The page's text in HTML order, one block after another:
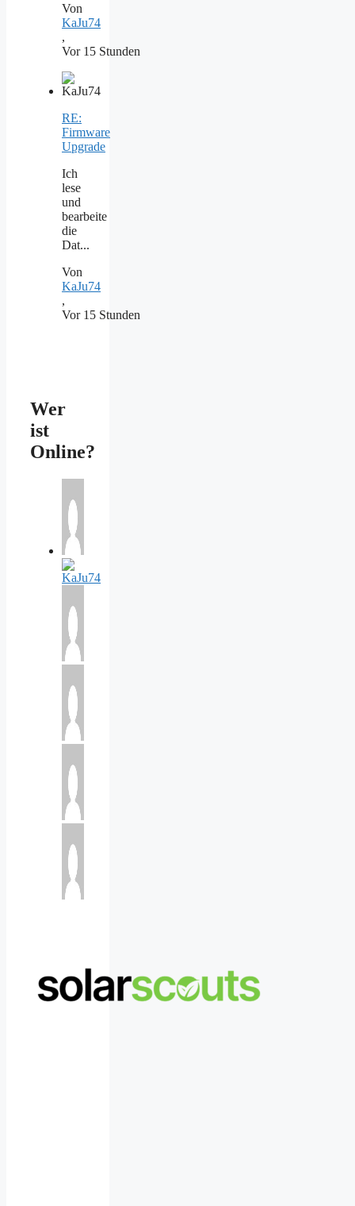
Von
KaJu74
,
Vor 15 Stunden
RE:
Firmware
Upgrade
Ich
lese
und
bearbeite
die
Dat...
Von
KaJu74
,
Vor 15 Stunden
Wer
ist
Online?